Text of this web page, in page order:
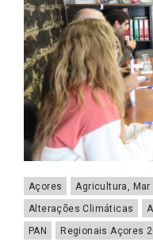
Açores
Agricultura, Mar
Alterações Climáticas
PAN
Regionais Açores